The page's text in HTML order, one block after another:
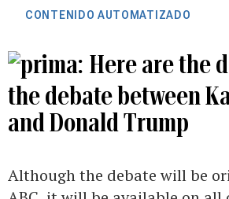
CONTENIDO AUTOMATIZADO
Here are the
the debate between
and Donald Trump
Although the debate will be